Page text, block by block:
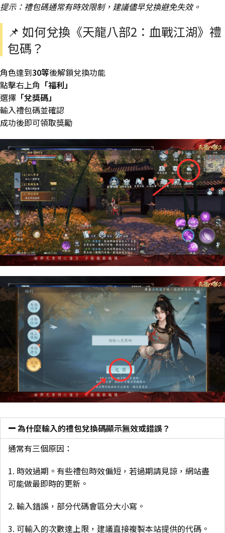
提示：禮包碼通常有時效限制，建議儘早兌換避免失效。
📌 如何兌換《天龍八部2：血戰江湖》禮
包碼？
角色達到30等後解鎖兌換功能
點擊右上角 「福利」
選擇 「兌獎碼」
輸入禮包碼並確認
成功後即可領取獎勵
為什麼輸入的禮包兌換碼顯示無效或錯誤？
通常有三個原因：
1. 時效過期。有些禮包時效偏短，若過期請見諒，網站盡
可能做最即時的更新。
2. 輸入錯誤，部分代碼會區分大小寫。
3. 可輸入的次數達上限，建議直接複製本站提供的代碼。